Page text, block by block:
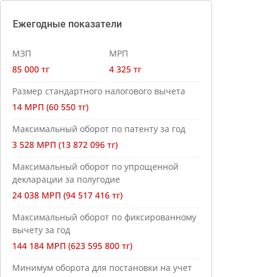
Ежегодные показатели
МЗП
85 000 тг
МРП
4 325 тг
Размер стандартного налогового вычета
14 МРП (60 550 тг)
Максимальный оборот по патенту за год
3 528 МРП (13 872 096 тг)
Максимальный оборот по упрощенной
декларации за полугодие
24 038 МРП (94 517 416 тг)
Максимальный оборот по фиксированному
вычету за год
144 184 МРП (623 595 800 тг)
Минимум оборота для постановки на учет